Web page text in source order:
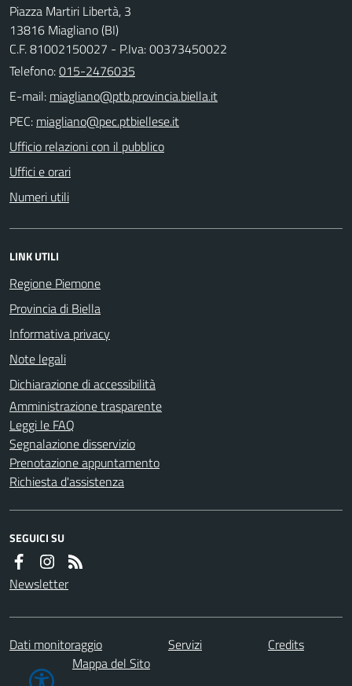
Piazza Martiri Libertà, 3
13816 Miagliano (BI)
C.F. 81002150027 - P.Iva: 00373450022
Telefono:015-2476035
E-mail:
PEC:
Ufficio relazioni con il pubblico
Uffici e orari
Numeri utili
LINK UTILI
Regione Piemone
Provincia di Biella
Informativa privacy
Note legali
Dichiarazione di accessibilità
Amministrazione trasparente
Leggi le FAQ
Segnalazione disservizio
Prenotazione appuntamento
Richiesta d'assistenza
SEGUICI SU
Newsletter
Dati monitoraggio Servizi
Credits
Mappa del Sito